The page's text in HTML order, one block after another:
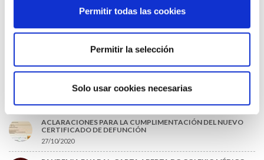
Permitir todas las cookies
Permitir la selección
Solo usar cookies necesarias
PUESTOS DE JEFATURA / DIRECCIÓN / COORDINACIÓN
SOSTENIBILIDAD Y SISTEMA SANITARIO: UN COMPROMISO
22/06/2026
LO MÁS LEÍDO
ACLARACIONES PARA LA CUMPLIMENTACIÓN DEL NUEVO
CERTIFICADO DE DEFUNCIÓN
27/10/2020